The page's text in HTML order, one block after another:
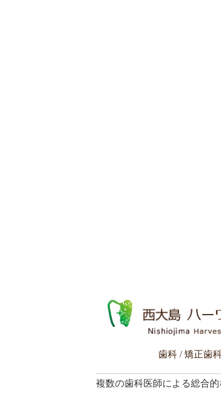
歯科 / 矯正歯
複数の歯科医師による総合